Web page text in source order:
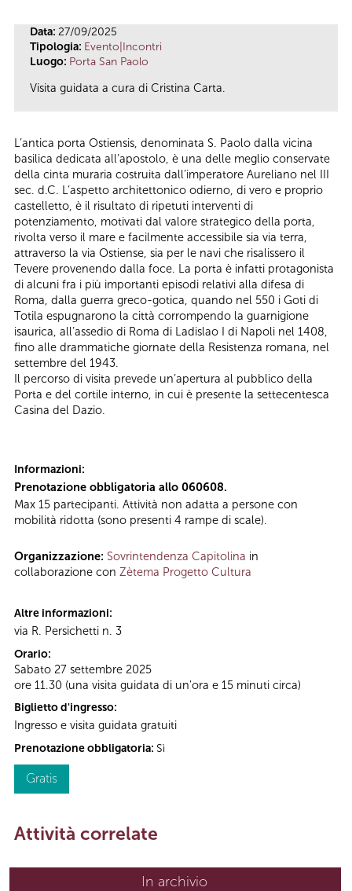
Data: 27/09/2025
Tipologia: Evento|Incontri
Luogo: Porta San Paolo
Visita guidata a cura di Cristina Carta.
L’antica porta Ostiensis, denominata S. Paolo dalla vicina
basilica dedicata all’apostolo, è una delle meglio conservate
della cinta muraria costruita dall’imperatore Aureliano nel III
sec. d.C. L’aspetto architettonico odierno, di vero e proprio
castelletto, è il risultato di ripetuti interventi di
potenziamento, motivati dal valore strategico della porta,
rivolta verso il mare e facilmente accessibile sia via terra,
attraverso la via Ostiense, sia per le navi che risalissero il
Tevere provenendo dalla foce. La porta è infatti protagonista
di alcuni fra i più importanti episodi relativi alla difesa di
Roma, dalla guerra greco-gotica, quando nel 550 i Goti di
Totila espugnarono la città corrompendo la guarnigione
isaurica, all’assedio di Roma di Ladislao I di Napoli nel 1408,
fino alle drammatiche giornate della Resistenza romana, nel
settembre del 1943.
Il percorso di visita prevede un’apertura al pubblico della
Porta e del cortile interno, in cui è presente la settecentesca
Casina del Dazio.
Informazioni:
Prenotazione obbligatoria allo 060608.
Max 15 partecipanti. Attività non adatta a persone con
mobilità ridotta (sono presenti 4 rampe di scale).
Organizzazione: Sovrintendenza Capitolina in
collaborazione con Zètema Progetto Cultura
Altre informazioni:
via R. Persichetti n. 3
Orario:
Sabato 27 settembre 2025
ore 11.30 (una visita guidata di un'ora e 15 minuti circa)
Biglietto d'ingresso:
Ingresso e visita guidata gratuiti
Prenotazione obbligatoria: Sì
Gratis
Attività correlate
In archivio